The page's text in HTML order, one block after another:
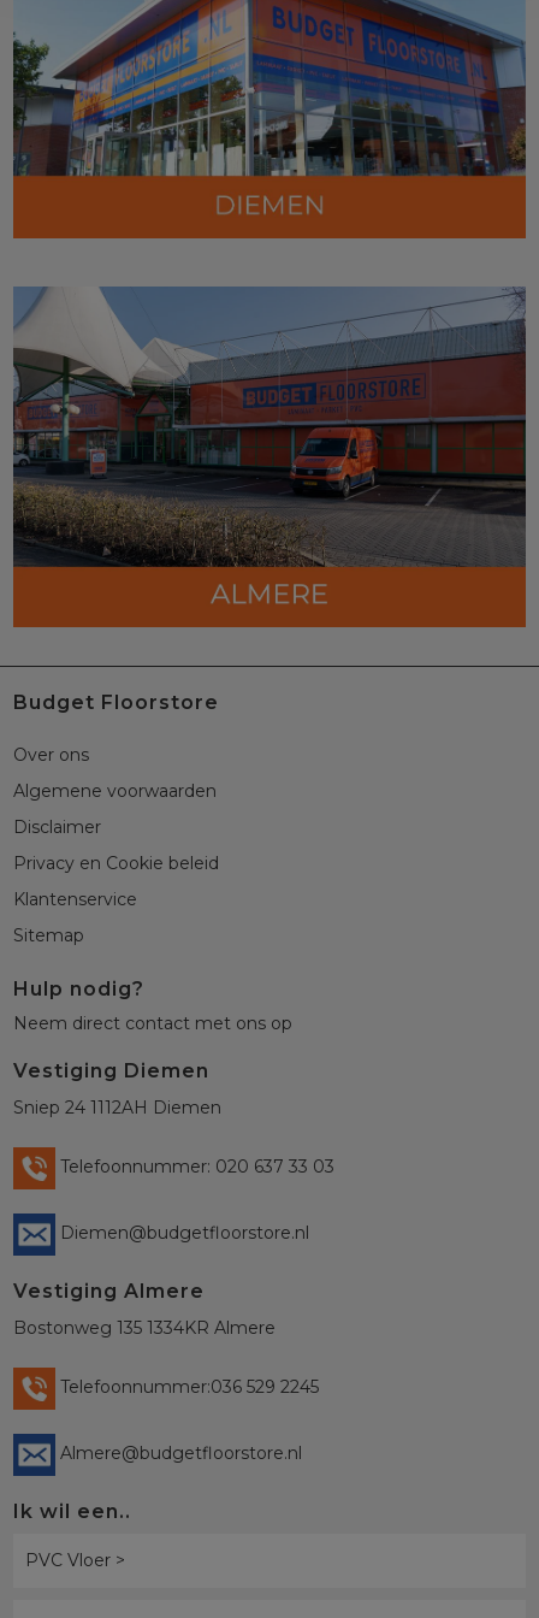
Budget Floorstore
Over ons
Algemene voorwaarden
Disclaimer
Privacy en Cookie beleid
Klantenservice
Sitemap
Hulp nodig?
Neem direct contact met ons op
Vestiging Diemen
Sniep 24 1112AH Diemen
Telefoonnummer: 020 637 33 03
Diemen@budgetfloorstore.nl
Vestiging Almere
Bostonweg 135 1334KR Almere
Telefoonnummer:036 529 2245
Almere@budgetfloorstore.nl
Ik wil een..
PVC Vloer >